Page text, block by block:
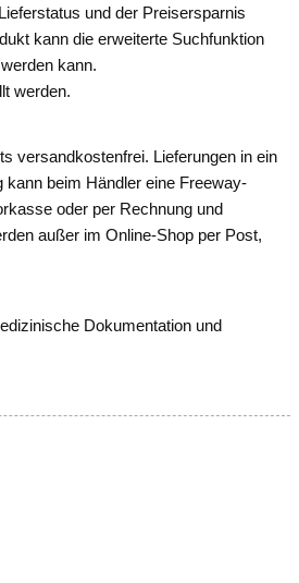
und der Preisersparnis
kann die erweiterte Suchfunktion
kann.
werden.
versandkostenfrei. Lieferungen in ein
beim Händler eine Freeway-
oder per Rechnung und
außer im Online-Shop per Post,
Dokumentation und